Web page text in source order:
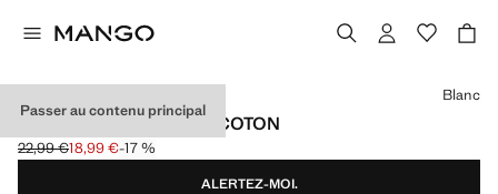
Passer au contenu principal
CHEMISE POLO LIN ET COTON
Prix initial barré [22,99 € ]
22,99 €
Prix actuel [18,99 € ]
18,99 €-17 %
Choisissez une couleur
Blanc
ALERTEZ-MOI.